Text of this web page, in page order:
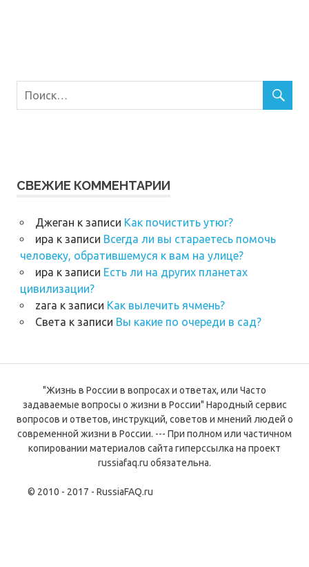
СВЕЖИЕ КОММЕНТАРИИ
Джеган к записи Как почистить утюг?
ира к записи Всегда ли вы стараетесь помочь
человеку, обратившемуся к вам на улице?
ира к записи Есть ли на других планетах
цивилизации?
zara к записи Как вылечить ячмень?
Света к записи Вы какие по очереди в сад?
"Жизнь в России в вопросах и ответах, или Часто
задаваемые вопросы о жизни в России" Народный сервис
вопросов и ответов, инструкций, советов и мнений людей о
современной жизни в России. --- При полном или частичном
копировании материалов сайта гиперссылка на проект
russiafaq.ru обязательна.
© 2010 - 2017 - RussiaFAQ.ru